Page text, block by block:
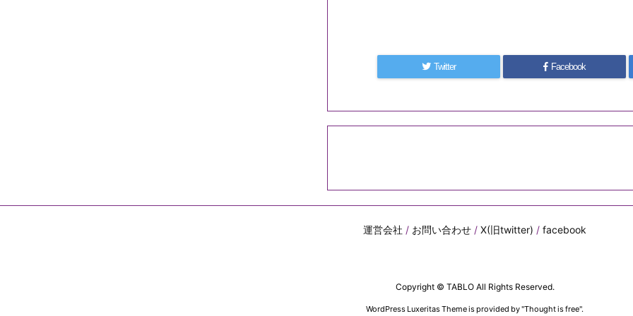
Twitter Facebook
運営会社 / お問い合わせ/ X(旧twitter) / facebook
Copyright © TABLOAll Rights Reserved.
WordPress Luxeritas Theme is provided by "Thought is free".